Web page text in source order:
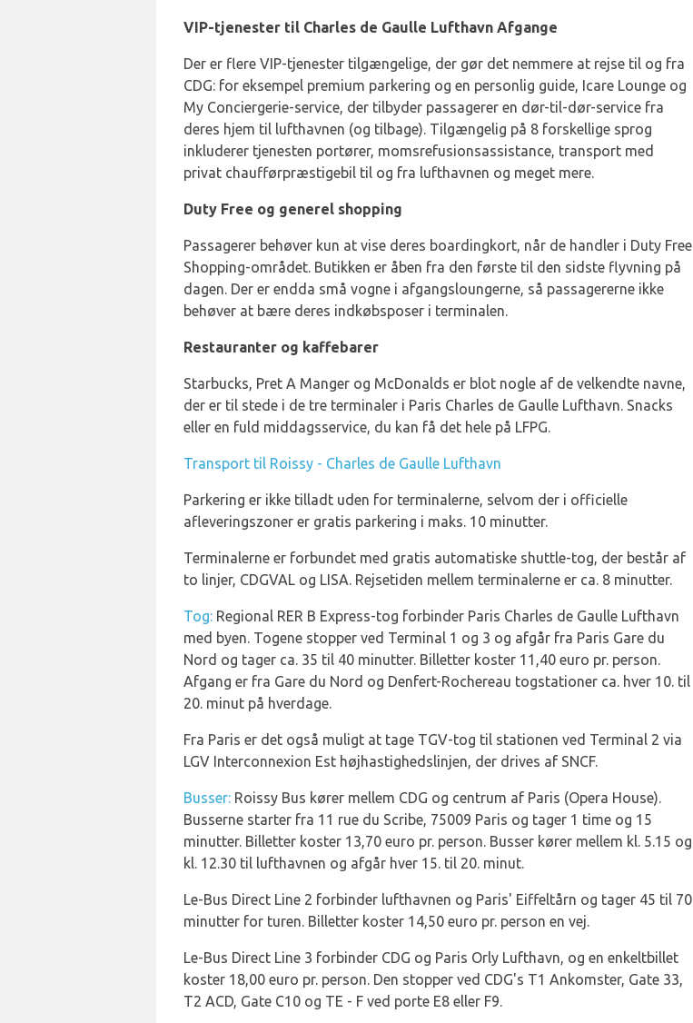
VIP-tjenester til Charles de Gaulle Lufthavn Afgange
Der er flere VIP-tjenester tilgængelige, der gør det nemmere at rejse til og fra
CDG: for eksempel premium parkering og en personlig guide, Icare Lounge og
My Conciergerie-service, der tilbyder passagerer en dør-til-dør-service fra
deres hjem til lufthavnen (og tilbage). Tilgængelig på 8 forskellige sprog
inkluderer tjenesten portører, momsrefusionsassistance, transport med
privat chaufførpræstigebil til og fra lufthavnen og meget mere.
Duty Free og generel shopping
Passagerer behøver kun at vise deres boardingkort, når de handler i Duty Free
Shopping-området. Butikken er åben fra den første til den sidste flyvning på
dagen. Der er endda små vogne i afgangsloungerne, så passagererne ikke
behøver at bære deres indkøbsposer i terminalen.
Restauranter og kaffebarer
Starbucks, Pret A Manger og McDonalds er blot nogle af de velkendte navne,
der er til stede i de tre terminaler i Paris Charles de Gaulle Lufthavn. Snacks
eller en fuld middagsservice, du kan få det hele på LFPG.
Transport til Roissy - Charles de Gaulle Lufthavn
Parkering er ikke tilladt uden for terminalerne, selvom der i officielle
afleveringszoner er gratis parkering i maks. 10 minutter.
Terminalerne er forbundet med gratis automatiske shuttle-tog, der består af
to linjer, CDGVAL og LISA. Rejsetiden mellem terminalerne er ca. 8 minutter.
Tog: Regional RER B Express-tog forbinder Paris Charles de Gaulle Lufthavn
med byen. Togene stopper ved Terminal 1 og 3 og afgår fra Paris Gare du
Nord og tager ca. 35 til 40 minutter. Billetter koster 11,40 euro pr. person.
Afgang er fra Gare du Nord og Denfert-Rochereau togstationer ca. hver 10. til
20. minut på hverdage.
Fra Paris er det også muligt at tage TGV-tog til stationen ved Terminal 2 via
LGV Interconnexion Est højhastighedslinjen, der drives af SNCF.
Busser: Roissy Bus kører mellem CDG og centrum af Paris (Opera House).
Busserne starter fra 11 rue du Scribe, 75009 Paris og tager 1 time og 15
minutter. Billetter koster 13,70 euro pr. person. Busser kører mellem kl. 5.15 og
kl. 12.30 til lufthavnen og afgår hver 15. til 20. minut.
Le-Bus Direct Line 2 forbinder lufthavnen og Paris' Eiffeltårn og tager 45 til 70
minutter for turen. Billetter koster 14,50 euro pr. person en vej.
Le-Bus Direct Line 3 forbinder CDG og Paris Orly Lufthavn, og en enkeltbillet
koster 18,00 euro pr. person. Den stopper ved CDG's T1 Ankomster, Gate 33,
T2 ACD, Gate C10 og TE - F ved porte E8 eller F9.